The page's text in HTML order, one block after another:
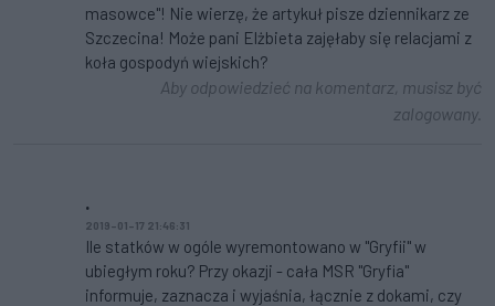
masowce"! Nie wierzę, że artykuł pisze dziennikarz ze
Szczecina! Może pani Elżbieta zajęłaby się relacjami z
koła gospodyń wiejskich?
Aby odpowiedzieć na komentarz, musisz być
zalogowany.
.
2019-01-17 21:46:31
Ile statków w ogóle wyremontowano w "Gryfii" w
ubiegłym roku? Przy okazji - cała MSR "Gryfia"
informuje, zaznacza i wyjaśnia, łącznie z dokami, czy